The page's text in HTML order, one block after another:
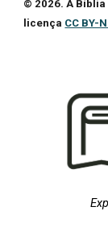
© 2026. A
licença CC BY-